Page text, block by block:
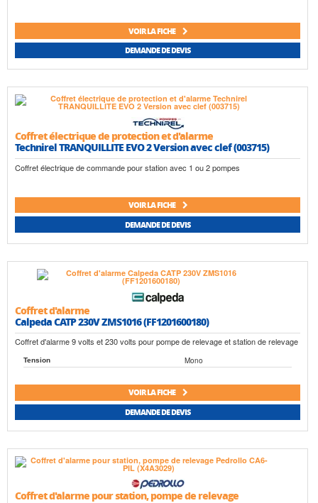
VOIR LA FICHE
DEMANDE DE DEVIS
Coffret électrique de protection et d'alarme
Technirel TRANQUILLITE EVO 2 Version avec clef (003715)
Coffret électrique de commande pour station avec 1 ou 2 pompes
VOIR LA FICHE
DEMANDE DE DEVIS
Coffret d'alarme
Calpeda CATP 230V ZMS1016 (FF1201600180)
Coffret d'alarme 9 volts et 230 volts pour pompe de relevage et station de relevage
Tension Mono
VOIR LA FICHE
DEMANDE DE DEVIS
Coffret d'alarme pour station, pompe de relevage